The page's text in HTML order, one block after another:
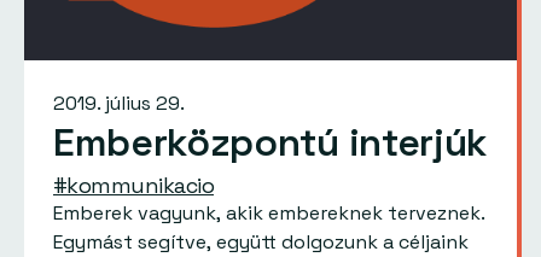
2019. július 29.
Emberközpontú interjúk
#kommunikacio
Emberek vagyunk, akik embereknek terveznek.
Egymást segítve, együtt dolgozunk a céljaink